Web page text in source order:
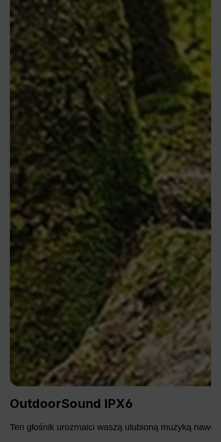
OutdoorSound IPX6
Ten głośnik urozmaici waszą ulubioną muzyką